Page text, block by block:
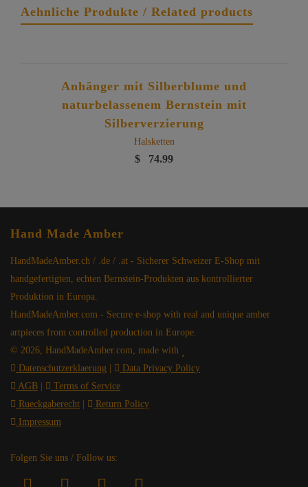
Aehnliche Produkte / Related products
Anhänger mit Silberblume und
naturbelassenem Bernstein mit
Silberverzierung
Halsketten
$ 74.99
Hand Made Amber
HandMadeAmber.ch / .de / .at - Sicherer Schweizer E-Shop mit
handgefertigten, echten Bernstein-Produkten aus kontrollierter
Produktion in Europa.
HandMadeAmber.com - Secure e-shop with real and unique amber
artpieces from controlled production in Europe.
© 2026, HandMadeAmber.com, made with
Datenschutzerklaerung
Data Privacy Policy
AGB
Terms of Service
Rueckgaberecht
Return Policy
Impressum
Folgen Sie uns / Follow us: